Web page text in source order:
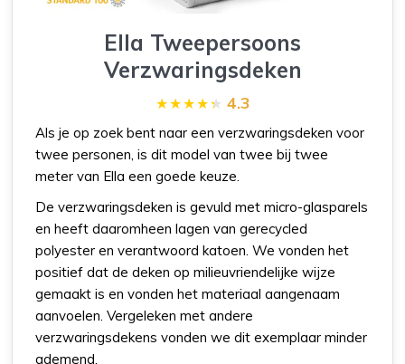
Ella Tweepersoons
Verzwaringsdeken
4.3
Als je op zoek bent naar een verzwaringsdeken voor
twee personen, is dit model van twee bij twee
meter van Ella een goede keuze.
De verzwaringsdeken is gevuld met micro-glasparels
en heeft daaromheen lagen van gerecycled
polyester en verantwoord katoen. We vonden het
positief dat de deken op milieuvriendelijke wijze
gemaakt is en vonden het materiaal aangenaam
aanvoelen. Vergeleken met andere
verzwaringsdekens vonden we dit exemplaar minder
ademend.